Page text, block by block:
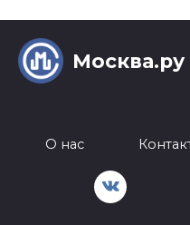
Москва.ру
О нас